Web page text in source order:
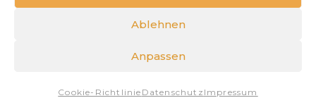
Ablehnen
Anpassen
Cookie-Richtlinie Datenschutz Impressum
Datenschutz Impressum
AINHÖRN